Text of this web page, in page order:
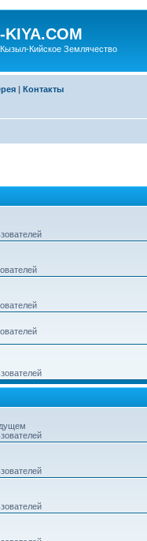
KIYA.COM
Кийское Землячество
| Контакты